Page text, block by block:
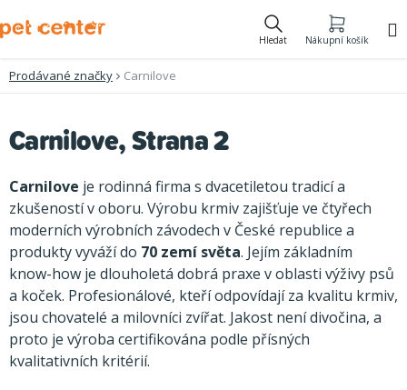
na
Hledat Nákupní košík
Prodávané značky Carnilove
Carnilove, Strana 2
Carnilove je rodinná firma s dvacetiletou tradicí a
zkušeností v oboru. Výrobu krmiv zajišťuje ve čtyřech
moderních výrobních závodech v České republice a
produkty vyváží do 70 zemí světa. Jejím základním
know-how je dlouholetá dobrá praxe v oblasti výživy psů
a koček. Profesionálové, kteří odpovídají za kvalitu krmiv,
jsou chovatelé a milovníci zvířat. Jakost není divočina, a
proto je výroba certifikována podle přísných
kvalitativních kritérií.
V
ý
p
i
s
p
r
o
d